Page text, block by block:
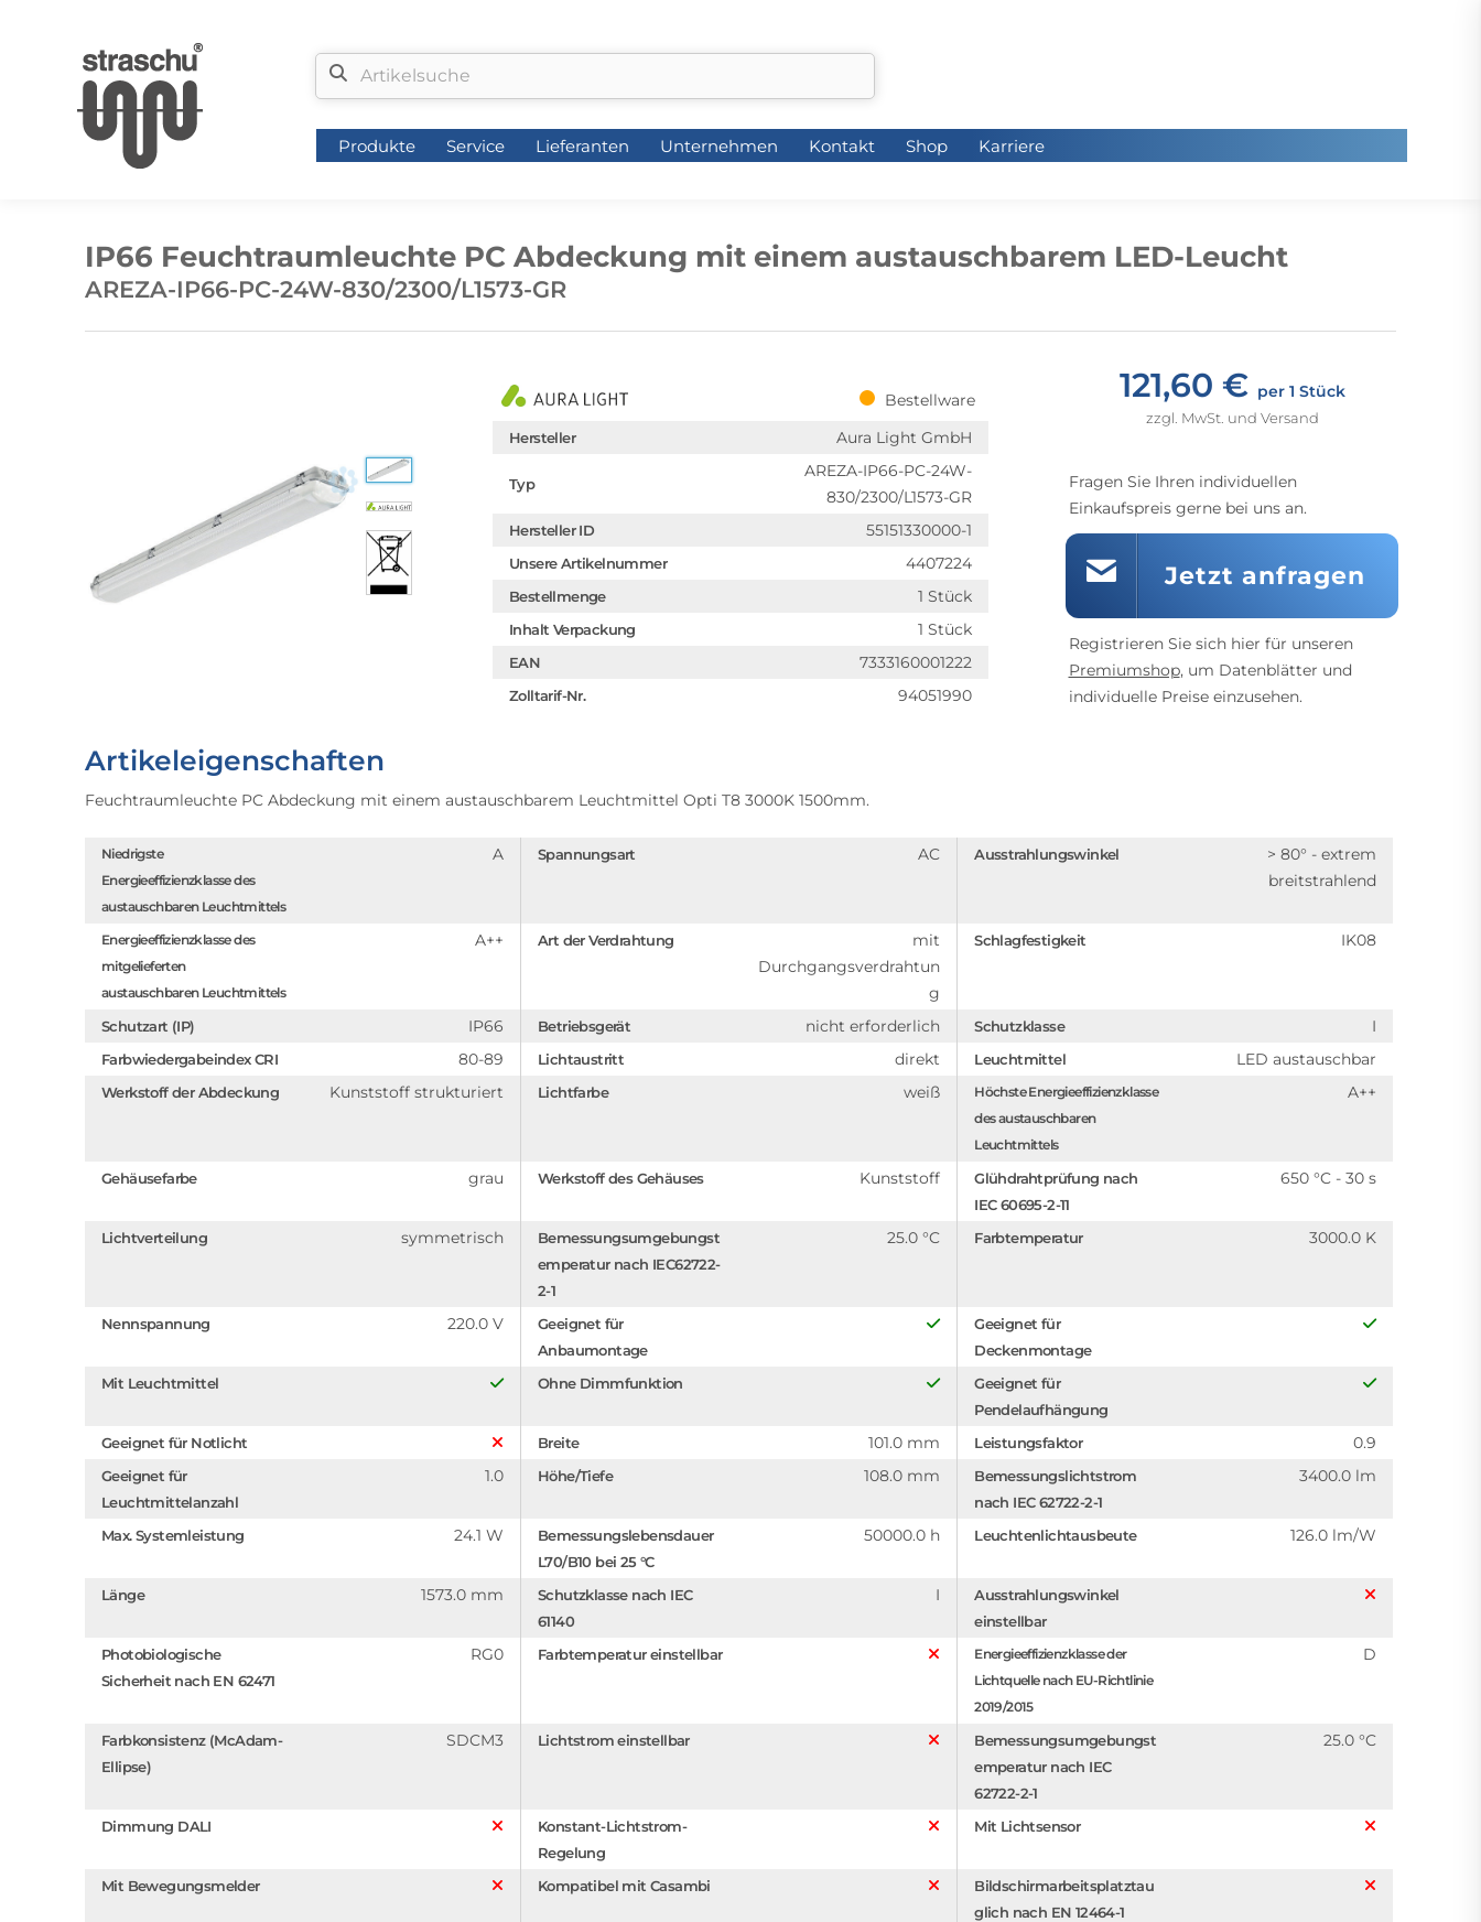
Produkte Service Lieferanten Unternehmen Kontakt Shop Karriere
IP66 Feuchtraumleuchte PC Abdeckung mit einem austauschbarem LED-Leucht
AREZA-IP66-PC-24W-830/2300/L1573-GR
Bestellware
Hersteller Aura Light GmbH
Typ
AREZA-IP66-PC-24W-
830/2300/L1573-GR
Hersteller ID 55151330000-1
Unsere Artikelnummer 4407224
Bestellmenge 1 Stück
Inhalt Verpackung 1 Stück
EAN 7333160001222
Zolltarif-Nr. 94051990
121,60 € per 1 Stück
zzgl. MwSt. und Versand
Fragen Sie Ihren individuellen
Einkaufspreis gerne bei uns an.
Jetzt anfragen
Registrieren Sie sich hier für unseren
Premiumshop, um Datenblätter und
individuelle Preise einzusehen.
Artikeleigenschaften
Feuchtraumleuchte PC Abdeckung mit einem austauschbarem Leuchtmittel Opti T8 3000K 1500mm.
Niedrigste
Energieeffizienzklasse des
austauschbaren Leuchtmittels
A Spannungsart AC Ausstrahlungswinkel
> 80° - extrem
breitstrahlend
Energieeffizienzklasse des
mitgelieferten
austauschbaren Leuchtmittels
A++ Art der Verdrahtung
mit
Durchgangsverdrahtun
g
Schlagfestigkeit IK08
Schutzart (IP) IP66 Betriebsgerät nicht erforderlich Schutzklasse I
Farbwiedergabeindex CRI 80-89 Lichtaustritt direkt Leuchtmittel LED austauschbar
Werkstoff der Abdeckung Kunststoff strukturiert Lichtfarbe weiß
Höchste Energieeffizienzklasse
des austauschbaren
Leuchtmittels
A++
Gehäusefarbe grau Werkstoff des Gehäuses Kunststoff
Glühdrahtprüfung nach
IEC 60695-2-11
650 °C - 30 s
Lichtverteilung symmetrisch
Bemessungsumgebungst
emperatur nach IEC62722-
2-1
25.0 °C Farbtemperatur 3000.0 K
Nennspannung 220.0 V
Geeignet für
Anbaumontage
Geeignet für
Deckenmontage
Mit Leuchtmittel
Ohne Dimmfunktion
Geeignet für
Pendelaufhängung
Geeignet für Notlicht
Breite 101.0 mm Leistungsfaktor 0.9
Geeignet für
Leuchtmittelanzahl
1.0 Höhe/Tiefe 108.0 mm
Bemessungslichtstrom
nach IEC 62722-2-1
3400.0 lm
Max. Systemleistung 24.1 W
Bemessungslebensdauer
L70/B10 bei 25 °C
50000.0 h Leuchtenlichtausbeute 126.0 lm/W
Länge 1573.0 mm
Schutzklasse nach IEC
61140
I
Ausstrahlungswinkel
einstellbar
Photobiologische
Sicherheit nach EN 62471
RG0 Farbtemperatur einstellbar
Energieeffizienzklasse der
Lichtquelle nach EU-Richtlinie
2019/2015
D
Farbkonsistenz (McAdam-
Ellipse)
SDCM3 Lichtstrom einstellbar
Bemessungsumgebungst
emperatur nach IEC
62722-2-1
25.0 °C
Dimmung DALI
Konstant-Lichtstrom-
Regelung
Mit Lichtsensor
Mit Bewegungsmelder Kompatibel mit Casambi
Bildschirmarbeitsplatztau
glich nach EN 12464-1
Produkte Service Lieferanten Unternehmen Kontakt